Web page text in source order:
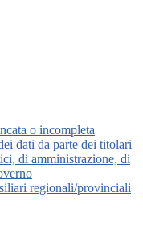
o incompleta
dati da parte dei titolari
di amministrazione, di
regionali/provinciali